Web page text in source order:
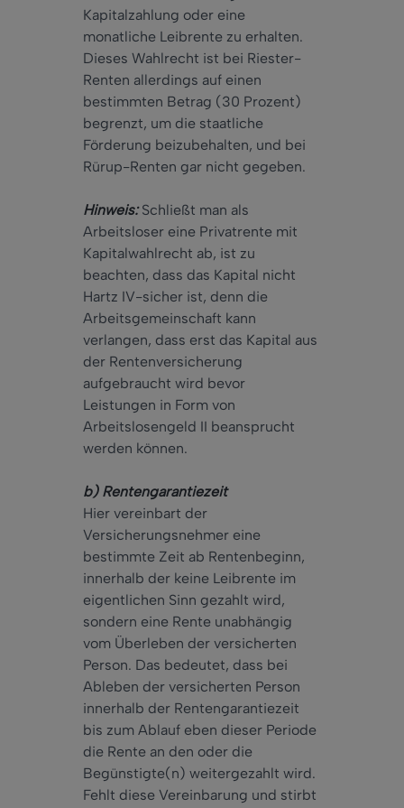
Kapitalzahlung oder eine
monatliche Leibrente zu erhalten.
Dieses Wahlrecht ist bei Riester-
Renten allerdings auf einen
bestimmten Betrag (30 Prozent)
begrenzt, um die staatliche
Förderung beizubehalten, und bei
Rürup-Renten gar nicht gegeben.
Hinweis:Schließt man als
Arbeitsloser eine Privatrente mit
Kapitalwahlrecht ab, ist zu
beachten, dass das Kapital nicht
Hartz IV-sicher ist, denn die
Arbeitsgemeinschaft kann
verlangen, dass erst das Kapital aus
der Rentenversicherung
aufgebraucht wird bevor
Leistungen in Form von
Arbeitslosengeld II beansprucht
werden können.
b) Rentengarantiezeit
Hier vereinbart der
Versicherungsnehmer eine
bestimmte Zeit ab Rentenbeginn,
innerhalb der keine Leibrente im
eigentlichen Sinn gezahlt wird,
sondern eine Rente unabhängig
vom Überleben der versicherten
Person. Das bedeutet, dass bei
Ableben der versicherten Person
innerhalb der Rentengarantiezeit
bis zum Ablauf eben dieser Periode
die Rente an den oder die
Begünstigte(n) weitergezahlt wird.
Fehlt diese Vereinbarung und stirbt